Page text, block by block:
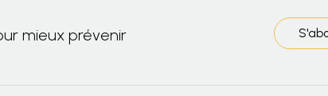
mieux prévenir